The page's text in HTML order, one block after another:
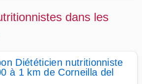
dans les
Diététicien nutritionniste
à 1 km de Corneilla del